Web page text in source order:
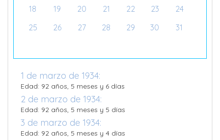
18
19 20 21 22 23
24
25
26 27 28 29 30 31
1 de marzo de 1934:
Edad: 92 años, 5 meses y 6 días
2 de marzo de 1934:
Edad: 92 años, 5 meses y 5 días
3 de marzo de 1934:
Edad: 92 años, 5 meses y 4 días